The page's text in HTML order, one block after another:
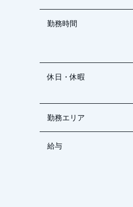
勤務時間
休日・休暇
勤務エリア
給与